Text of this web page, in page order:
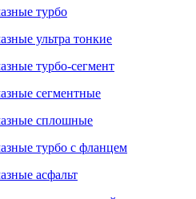
турбо
ультра тонкие
турбо-сегмент
сегментные
сплошные
турбо с фланцем
асфальт